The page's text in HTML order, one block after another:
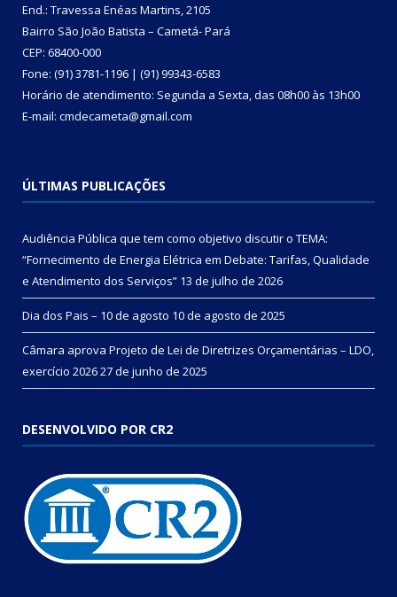
End.: Travessa Enéas Martins, 2105
Bairro São João Batista – Cametá- Pará
CEP: 68400-000
Fone: (91) 3781-1196 | (91) 99343-6583
Horário de atendimento: Segunda a Sexta, das 08h00 às 13h00
E-mail: cmdecameta@gmail.com
ÚLTIMAS PUBLICAÇÕES
Audiência Pública que tem como objetivo discutir o TEMA:
“Fornecimento de Energia Elétrica em Debate: Tarifas, Qualidade
e Atendimento dos Serviços” 13 de julho de 2026
Dia dos Pais – 10 de agosto 10 de agosto de 2025
Câmara aprova Projeto de Lei de Diretrizes Orçamentárias – LDO,
exercício 202627 de junho de 2025
DESENVOLVIDO POR CR2